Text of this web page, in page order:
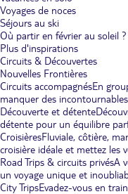
Voyages de noces
Séjours au ski
Où partir en février au soleil ?
Plus d'inspirations
Circuits & Découvertes
Nouvelles Frontières
Circuits accompagnésEn
manquer des
Découverte et détente
détente pour un équilibre
CroisièresFluviale, côtière,
croisière idéale et mettez les
Road Trips & circuits privésA
un voyage unique et
City TripsEvadez-vous en